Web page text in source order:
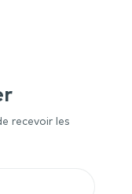
recevoir les